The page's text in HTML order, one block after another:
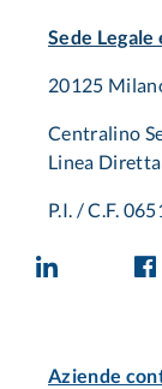
Sede
20125
Centralino
Linea
P.I. / C.F.
Aziende